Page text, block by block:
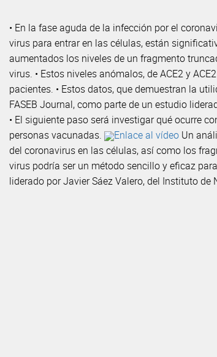
• En la fase aguda de la infección por el
virus para entrar en las células, están
aumentados los niveles de un fragmento
virus. • Estos niveles anómalos, de ACE2 y
pacientes. • Estos datos, que demuestran la
FASEB Journal, como parte de un estudio
• El siguiente paso será investigar qué ocurre
personas vacunadas.
Enlace al vídeo Un
del coronavirus en las células, así como los
virus podría ser un método sencillo y eficaz
liderado por Javier Sáez Valero, del Instituto de